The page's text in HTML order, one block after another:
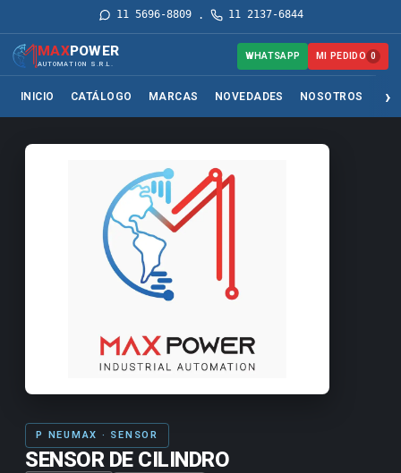
11 5696-8809· 11 2137-6844
MAXPOWER
AUTOMATION S.R.L.
INICIO CATÁLOGO MARCAS NOVEDADES NOSOTROS
WHATSAPP MI PEDIDO 0
P NEUMAX · SENSOR
SENSOR DE CILINDRO